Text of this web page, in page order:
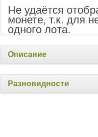
Не удаётся
монете, т.к. для
одного лота.
Описание
Разновидности